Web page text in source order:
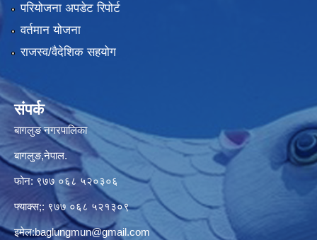
परियोजना अपडेट रिपोर्ट
वर्तमान योजना
राजस्व/वैदेशिक सहयोग
संपर्क
बागलुङ नगरपालिका
बागलुङ,नेपाल.
फोन: ९७७ ०६८ ५२०३०६
फ्याक्स;: ९७७ ०६८ ५२१३०९
इमेल:baglungmun@gmail.com